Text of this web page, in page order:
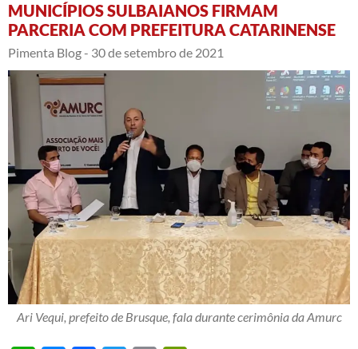
MUNICÍPIOS SULBAIANOS FIRMAM
PARCERIA COM PREFEITURA CATARINENSE
Pimenta Blog - 30 de setembro de 2021
Ari Vequi, prefeito de Brusque, fala durante cerimônia da Amurc